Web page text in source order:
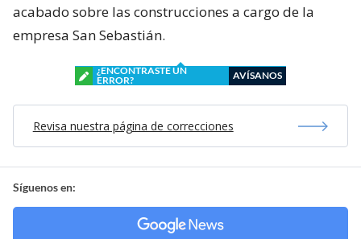
acabado sobre las construcciones a cargo de la
empresa San Sebastián.
¿ENCONTRASTE UN
ERROR?
AVÍSANOS
Revisa nuestra página de correcciones
Síguenos en: